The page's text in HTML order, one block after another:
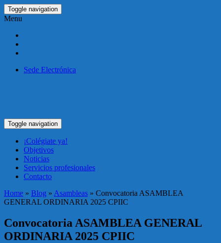
Toggle navigation
Menu
Sede Electrónica
Toggle navigation
¡Colégiate ya!
Objetivos
Noticias
Servicios profesionales
Contacto
Home » Blog » Asambleas » Convocatoria ASAMBLEA
GENERAL ORDINARIA 2025 CPIIC
Convocatoria ASAMBLEA GENERAL
ORDINARIA 2025 CPIIC